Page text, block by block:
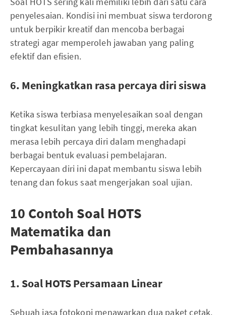
penyelesaian. Kondisi ini membuat siswa terdorong
untuk berpikir kreatif dan mencoba berbagai
strategi agar memperoleh jawaban yang paling
efektif dan efisien.
6. Meningkatkan rasa percaya diri siswa
Ketika siswa terbiasa menyelesaikan soal dengan
tingkat kesulitan yang lebih tinggi, mereka akan
merasa lebih percaya diri dalam menghadapi
berbagai bentuk evaluasi pembelajaran.
Kepercayaan diri ini dapat membantu siswa lebih
tenang dan fokus saat mengerjakan soal ujian.
10 Contoh Soal HOTS
Matematika dan
Pembahasannya
1. Soal HOTS Persamaan Linear
Sebuah jasa fotokopi menawarkan dua paket cetak.